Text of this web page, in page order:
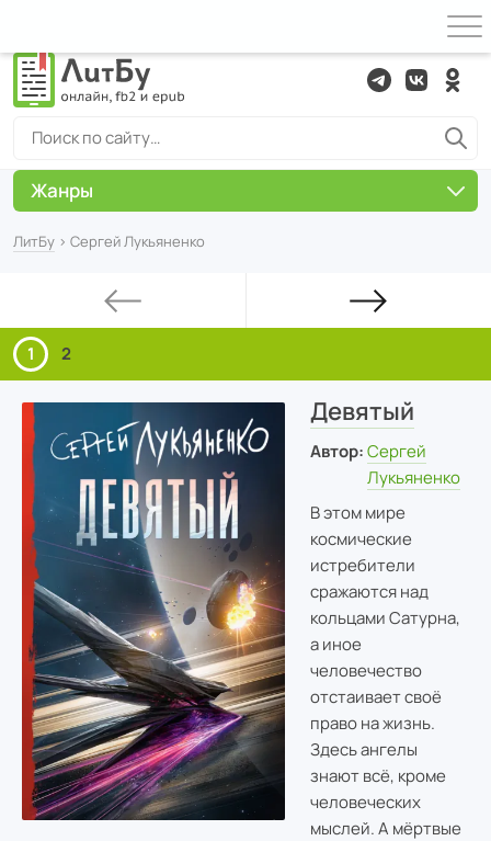
ЛитБу › Сергей Лукьяненко
1 2
Девятый
Автор: Сергей
Лукьяненко
В этом мире
космические
истребители
сражаются над
кольцами Сатурна,
а иное
человечество
отстаивает своё
право на жизнь.
Здесь ангелы
знают всё, кроме
человеческих
мыслей. А мёртвые
Жанры